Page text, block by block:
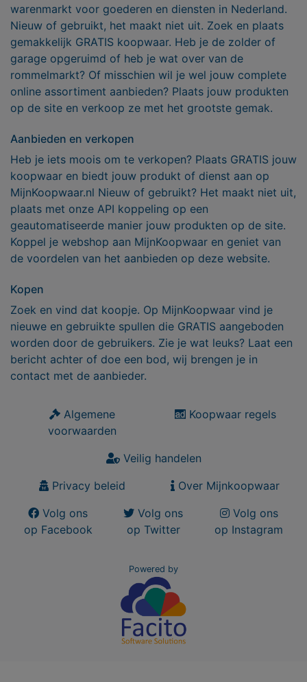
warenmarkt voor goederen en diensten in Nederland.
Nieuw of gebruikt, het maakt niet uit. Zoek en plaats
gemakkelijk GRATIS koopwaar. Heb je de zolder of
garage opgeruimd of heb je wat over van de
rommelmarkt? Of misschien wil je wel jouw complete
online assortiment aanbieden? Plaats jouw produkten
op de site en verkoop ze met het grootste gemak.
Aanbieden en verkopen
Heb je iets moois om te verkopen? Plaats GRATIS jouw
koopwaar en biedt jouw produkt of dienst aan op
MijnKoopwaar.nl Nieuw of gebruikt? Het maakt niet uit,
plaats met onze API koppeling op een
geautomatiseerde manier jouw produkten op de site.
Koppel je webshop aan MijnKoopwaar en geniet van
de voordelen van het aanbieden op deze website.
Kopen
Zoek en vind dat koopje. Op MijnKoopwaar vind je
nieuwe en gebruikte spullen die GRATIS aangeboden
worden door de gebruikers. Zie je wat leuks? Laat een
bericht achter of doe een bod, wij brengen je in
contact met de aanbieder.
Algemene
voorwaarden
Koopwaar regels
Veilig handelen
Privacy beleid
Over Mijnkoopwaar
Volg ons
op Facebook
Volg ons
op Twitter
Volg ons
op Instagram
Powered by